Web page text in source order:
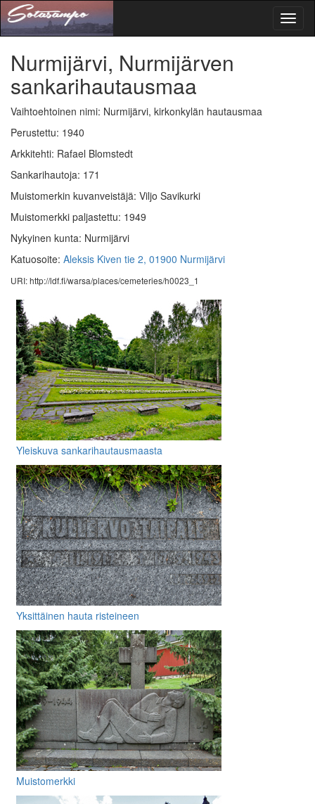
Nurmijärvi, Nurmijärven
sankarihautausmaa
Vaihtoehtoinen nimi: Nurmijärvi, kirkonkylän hautausmaa
Perustettu: 1940
Arkkitehti: Rafael Blomstedt
Sankarihautoja: 171
Muistomerkin kuvanveistäjä: Viljo Savikurki
Muistomerkki paljastettu: 1949
Nykyinen kunta: Nurmijärvi
Katuosoite: Aleksis Kiven tie 2, 01900 Nurmijärvi
URI: http://ldf.fi/warsa/places/cemeteries/h0023_1
Yleiskuva sankarihautausmaasta
Yksittäinen hauta risteineen
muistolaattoineen
Muistomerkki